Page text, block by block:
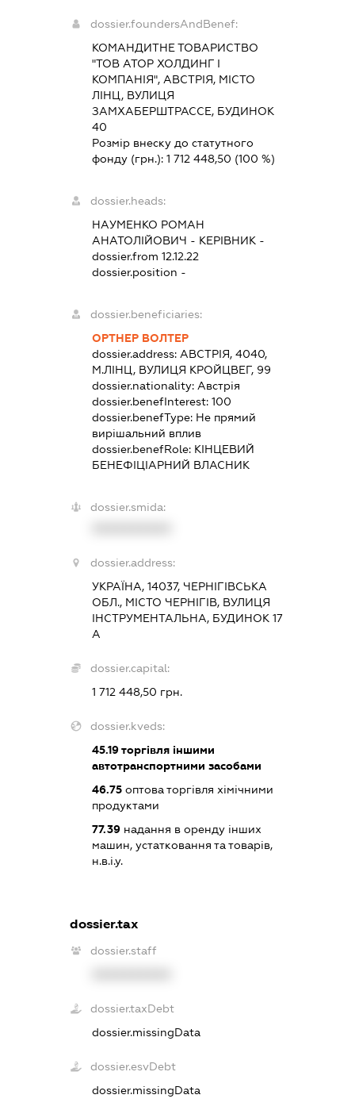
dossier.foundersAndBenef:
КОМАНДИТНЕ ТОВАРИСТВО
"ТОВ АТОР ХОЛДИНГ І
КОМПАНІЯ", АВСТРІЯ, МІСТО
ЛІНЦ, ВУЛИЦЯ
ЗАМХАБЕРШТРАССЕ, БУДИНОК
40
Розмір внеску до статутного
фонду (грн.): 1 712 448,50 (100 %)
dossier.heads:
НАУМЕНКО РОМАН
АНАТОЛІЙОВИЧ - КЕРІВНИК -
dossier.from 12.12.22
dossier.position -
dossier.beneficiaries:
ОРТНЕР ВОЛТЕР
dossier.address: АВСТРІЯ, 4040,
М.ЛІНЦ, ВУЛИЦЯ КРОЙЦВЕГ, 99
dossier.nationality: Австрія
dossier.benefInterest: 100
dossier.benefType: Не прямий
вирішальний вплив
dossier.benefRole: КІНЦЕВИЙ
БЕНЕФІЦІАРНИЙ ВЛАСНИК
dossier.smida:
dossier.address:
УКРАЇНА, 14037, ЧЕРНІГІВСЬКА
ОБЛ., МІСТО ЧЕРНІГІВ, ВУЛИЦЯ
ІНСТРУМЕНТАЛЬНА, БУДИНОК 17
А
dossier.capital:
1 712 448,50 грн.
dossier.kveds:
45.19торгівля іншими
автотранспортними засобами
46.75оптова торгівля хімічними
продуктами
77.39надання в оренду інших
машин, устатковання та товарів,
н.в.і.у.
dossier.tax
dossier.staff
dossier.taxDebt
dossier.missingData
dossier.esvDebt
dossier.missingData